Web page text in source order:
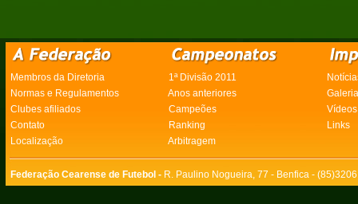
Membros da Diretoria 1ª Divisão 2011
Normas e Regulamentos
Anos anteriores
Clubes afiliados
Campeões
Vídeos
Contato
Ranking
Links
Localização
Arbitragem
Federação Cearense de Futebol - R. Paulino Nogueira, 77 - Benfica -